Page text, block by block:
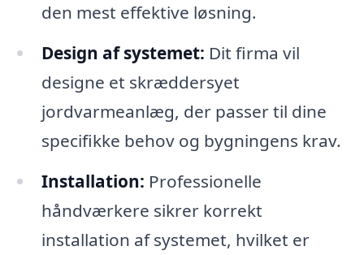
den mest effektive løsning.
Design af systemet: Dit firma vil
designe et skræddersyet
jordvarmeanlæg, der passer til dine
specifikke behov og bygningens krav.
Installation: Professionelle
håndværkere sikrer korrekt
installation af systemet, hvilket er